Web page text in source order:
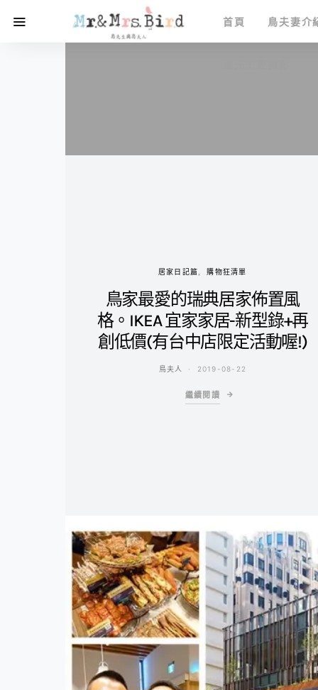
首頁 鳥夫妻介
居家日記篇 購物狂清單
鳥家最愛的瑞典居家佈置風
格。IKEA 宜家家居-新型錄+再
創低價(有台中店限定活動喔!)
鳥夫人 2019-08-22
繼續閱讀